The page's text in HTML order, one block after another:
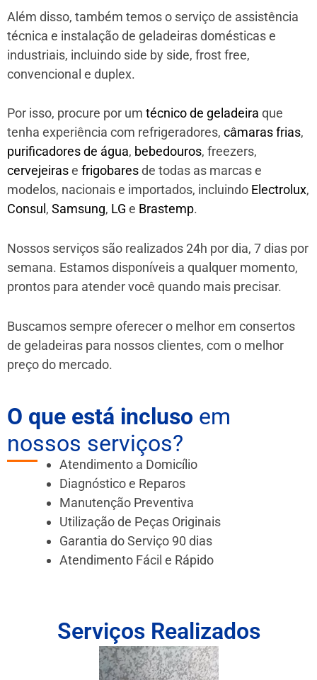
Além disso, também temos o serviço de assistência
técnica e instalação de geladeiras domésticas e
industriais, incluindo side by side, frost free,
convencional e duplex.
Por isso, procure por um técnico de geladeira que
tenha experiência com refrigeradores, câmaras frias,
purificadores de água, bebedouros, freezers,
cervejeirase frigobaresde todas as marcas e
modelos, nacionais e importados, incluindo Electrolux,
Consul , Samsung, LG e Brastemp.
Nossos serviços são realizados 24h por dia, 7 dias por
semana. Estamos disponíveis a qualquer momento,
prontos para atender você quando mais precisar.
Buscamos sempre oferecer o melhor em consertos
de geladeiras para nossos clientes, com o melhor
preço do mercado.
O que está incluso em
nossos serviços?
Atendimento a Domicílio
Diagnóstico e Reparos
Manutenção Preventiva
Utilização de Peças Originais
Garantia do Serviço 90 dias
Atendimento Fácil e Rápido
Serviços Realizados